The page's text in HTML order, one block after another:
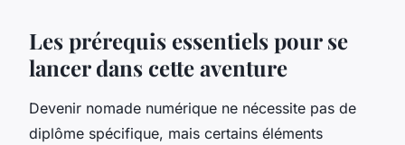
Les prérequis essentiels pour se
lancer dans cette aventure
Devenir nomade numérique ne nécessite pas de
diplôme spécifique, mais certains éléments